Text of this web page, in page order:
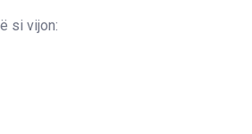
si vijon: